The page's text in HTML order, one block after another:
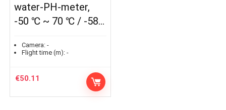
water-PH-meter,
-50 ℃ ~ 70 ℃ / -58…
Camera: -
Flight time (m): -
€50.11